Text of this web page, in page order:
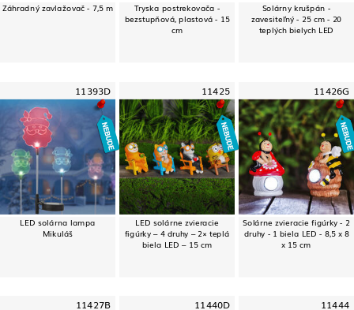
Záhradný zavlažovač - 7,5 m Tryska postrekovača -
bezstupňová, plastová - 15
cm
Solárny krušpán -
zavesiteľný - 25 cm - 20
teplých bielych LED
11393D
LED solárna lampa
Mikuláš
11425
LED solárne zvieracie
figúrky – 4 druhy – 2× teplá
biela LED – 15 cm
11426G
Solárne zvieracie figúrky - 2
druhy - 1 biela LED - 8,5 x 8
x 15 cm
11427B 11440D 11444